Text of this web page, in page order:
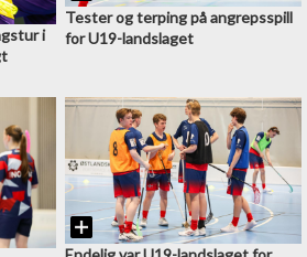
i
Tester og terping på angrepsspill
for U19-landslaget